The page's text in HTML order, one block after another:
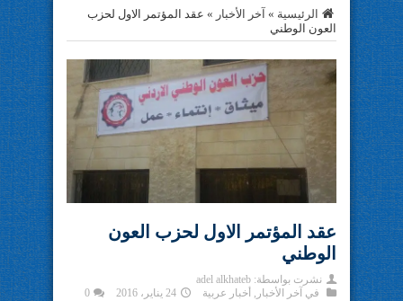
الرئيسية » آخر الأخبار » عقد المؤتمر الاول لحزب
العون الوطني
عقد المؤتمر الاول لحزب العون
الوطني
نشرت بواسطة: adel alkhateb
في آخر الأخبار أخبار عربية 24 يناير، 2016
0